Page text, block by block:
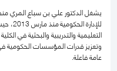
يشغل الدكتور علي بن سباع المري
التعليمية والتدريبية والبحثية في
وتعزيز قدرات المؤسسات الحكومية
عامة فاعلة.